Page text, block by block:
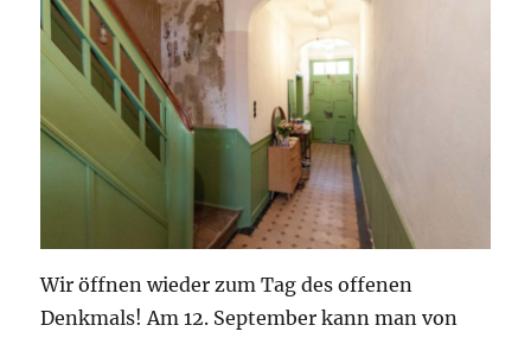
Wir öffnen wieder zum Tag des offenen
Denkmals! Am 12. September kann man von